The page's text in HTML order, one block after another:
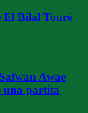
El Bilal Touré
Awae
una partita